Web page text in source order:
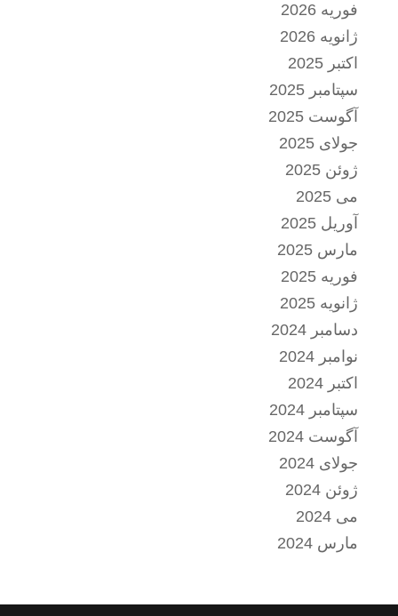
فوریه 2026
ژانویه 2026
اکتبر 2025
سپتامبر 2025
آگوست 2025
جولای 2025
ژوئن 2025
می 2025
آوریل 2025
مارس 2025
فوریه 2025
ژانویه 2025
دسامبر 2024
نوامبر 2024
اکتبر 2024
سپتامبر 2024
آگوست 2024
جولای 2024
ژوئن 2024
می 2024
مارس 2024